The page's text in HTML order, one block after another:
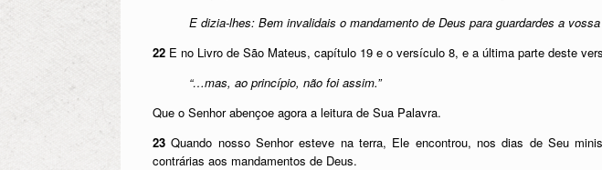
E dizia-lhes: Bem invalidais o mandamento de Deus para guardardes a
22 E no Livro de São Mateus, capítulo 19 e o versículo 8, e a última parte deste
“…mas, ao princípio, não foi assim.”
Que o Senhor abençoe agora a leitura de Sua Palavra.
23 Quando nosso Senhor esteve na terra, Ele encontrou, nos dias de Seu
contrárias aos mandamentos de Deus.